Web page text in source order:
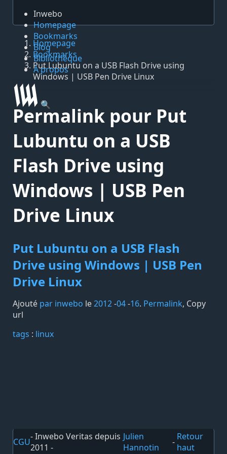
Inwebo
Homepage
Bookmarks
Blog
Bibliothèque
À propos
🔍
Homepage
Bookmarks
Put Lubuntu on a USB Flash Drive using
Windows | USB Pen Drive Linux
Permalink pour Put
Lubuntu on a USB
Flash Drive using
Windows | USB Pen
Drive Linux
Put Lubuntu on a USB Flash
Drive using Windows | USB Pen
Drive Linux
Ajouté par inwebo le2012-04-16. Permalink, Copy
url
tags️ : linux
CGU- Inwebo Veritas depuis
2011 -
Julien
Hannotin
- Retour
haut